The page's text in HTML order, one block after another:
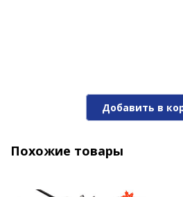
Добавить в
Похожие товары